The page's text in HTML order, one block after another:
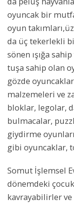
oyuncak bir
oyun
da üç tekerlekli
sönen ışığa
tuşa sahip olan
gözde
malzemeleri ve
bloklar, legolar,
bulmacalar,
giydirme
gibi oyuncaklar,
Somut İşlemsel
dönemdeki
kavrayabilirler